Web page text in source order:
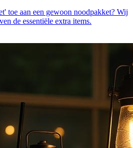
toe aan een gewoon noodpakket? Wij
de essentiële extra items.